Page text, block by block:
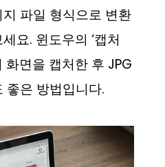
파일 형식으로 변환
요. 윈도우의 ‘캡처
화면을 캡처한 후 JPG
좋은 방법입니다.